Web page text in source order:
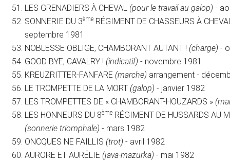
LES GRENADIERS À CHEVAL (pour le travail au galop) -
SONNERIE DU 3ème RÉGIMENT DE CHASSEURS À
septembre 1981
NOBLESSE OBLIGE, CHAMBORANT AUTANT ! (charge) -
GOOD BYE, CAVALRY ! (indicatif) - novembre 1981
KREUZRITTER-FANFARE (marche) arrangement -
LE TROMPETTE DE LA MORT (galop) - janvier 1982
LES TROMPETTES DE « CHAMBORANT-HOUZARDS »
LES HONNEURS DU 8ème RÉGIMENT DE HUSSARDS AU
(sonnerie triomphale) - mars 1982
ONCQUES NE FAILLIS (trot) - avril 1982
AURORE ET AURÉLIE (java-mazurka) - mai 1982